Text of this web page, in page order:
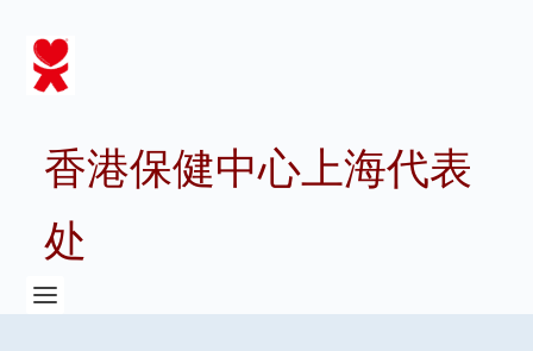
香港保健中心上海代表
处